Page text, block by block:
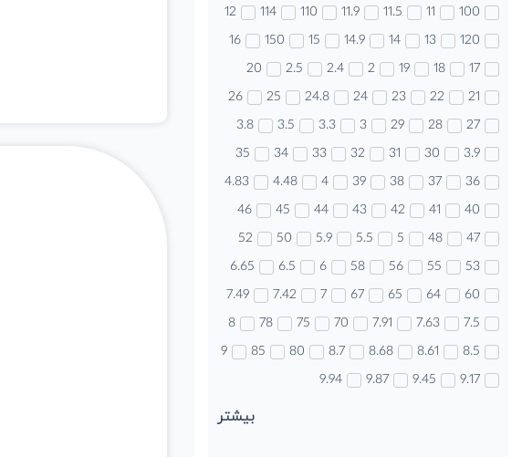
100
11
11.5
11.9
110
114
12
120
13
14
14.9
15
150
16
17
18
19
2
2.4
2.5
20
21
22
23
24
24.8
25
26
27
28
29
3
3.3
3.5
3.8
3.9
30
31
32
33
34
35
36
37
38
39
4
4.48
4.83
40
41
42
43
44
45
46
47
48
5
5.5
5.9
50
52
53
55
56
58
6
6.5
6.65
60
64
65
67
7
7.42
7.49
7.5
7.63
7.91
70
75
78
8
8.5
8.61
8.68
8.7
80
85
9
9.17
9.45
9.87
9.94
بیشتر